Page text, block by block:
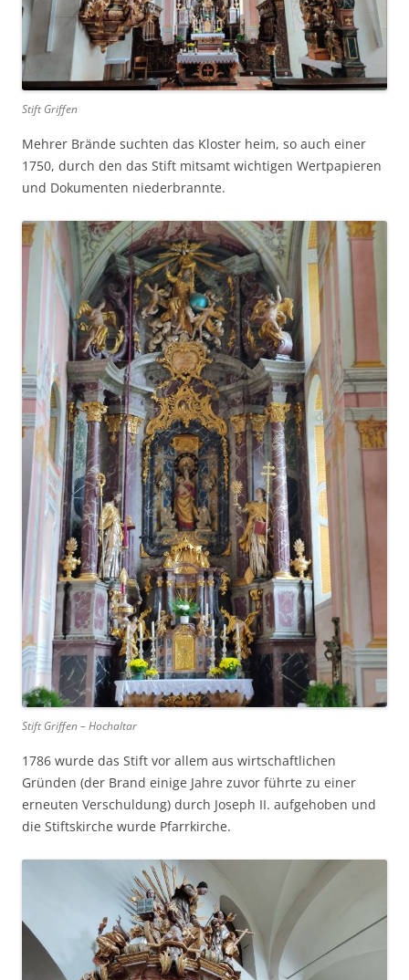
Stift Griffen
Mehrer Brände suchten das Kloster heim, so auch einer
1750, durch den das Stift mitsamt wichtigen Wertpapieren
und Dokumenten niederbrannte.
Stift Griffen – Hochaltar
1786 wurde das Stift vor allem aus wirtschaftlichen
Gründen (der Brand einige Jahre zuvor führte zu einer
erneuten Verschuldung) durch Joseph II. aufgehoben und
die Stiftskirche wurde Pfarrkirche.